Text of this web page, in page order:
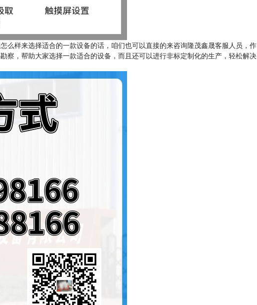
么样来选择适合的一款设备的话，咱们也可以直接的来咨询隆茂鑫晟客服人员，作
察，帮助大家选择一款适合的设备，而且还可以进行非标定制化的生产，轻松解决